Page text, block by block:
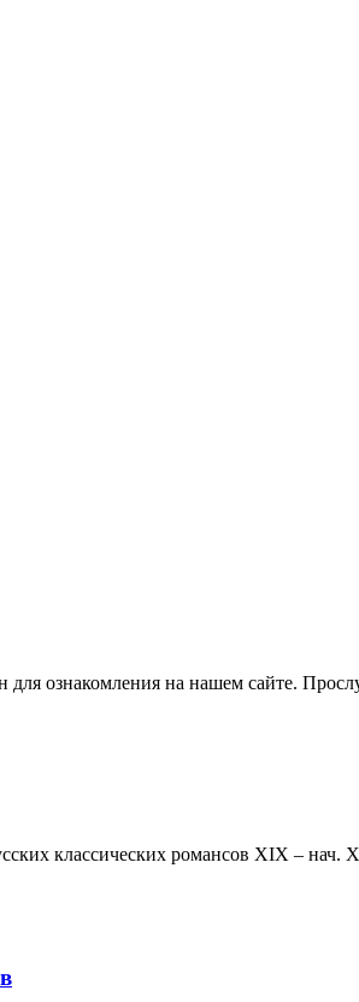
ознакомления на нашем сайте.
классических романсов XIX – нач.